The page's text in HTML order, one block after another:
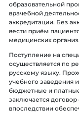
образовательной
врачебной
аккредитации. Без
вести приём
медицинских
Поступление на
осуществляется по
русскому языку.
учебного заведения
бюджетные и
заключается
впоследствии